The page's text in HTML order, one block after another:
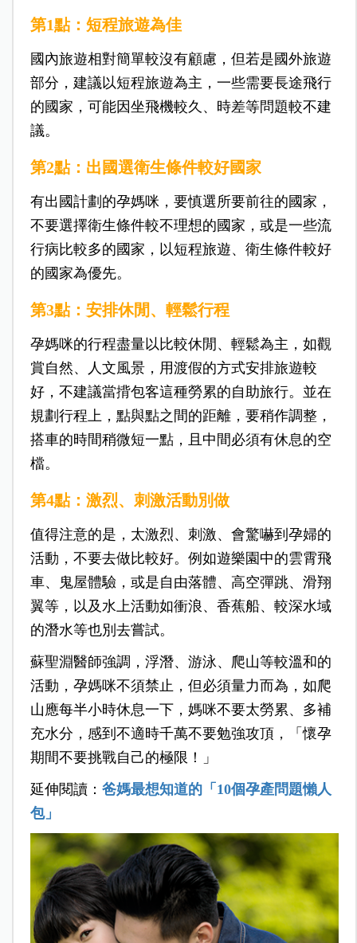
第1點：短程旅遊為佳
國內旅遊相對簡單較沒有顧慮，但若是國外旅遊
部分，建議以短程旅遊為主，一些需要長途飛行
的國家，可能因坐飛機較久、時差等問題較不建
議。
第2點：出國選衛生條件較好國家
有出國計劃的孕媽咪，要慎選所要前往的國家，
不要選擇衛生條件較不理想的國家，或是一些流
行病比較多的國家，以短程旅遊、衛生條件較好
的國家為優先。
第3點：安排休閒、輕鬆行程
孕媽咪的行程盡量以比較休閒、輕鬆為主，如觀
賞自然、人文風景，用渡假的方式安排旅遊較
好，不建議當揹包客這種勞累的自助旅行。並在
規劃行程上，點與點之間的距離，要稍作調整，
搭車的時間稍微短一點，且中間必須有休息的空
檔。
第4點：激烈、刺激活動別做
值得注意的是，太激烈、刺激、會驚嚇到孕婦的
活動，不要去做比較好。例如遊樂園中的雲霄飛
車、鬼屋體驗，或是自由落體、高空彈跳、滑翔
翼等，以及水上活動如衝浪、香蕉船、較深水域
的潛水等也別去嘗試。
蘇聖淵醫師強調，浮潛、游泳、爬山等較溫和的
活動，孕媽咪不須禁止，但必須量力而為，如爬
山應每半小時休息一下，媽咪不要太勞累、多補
充水分，感到不適時千萬不要勉強攻頂，「懷孕
期間不要挑戰自己的極限！」
延伸閱讀： 爸媽最想知道的「10個孕產問題懶人
包」